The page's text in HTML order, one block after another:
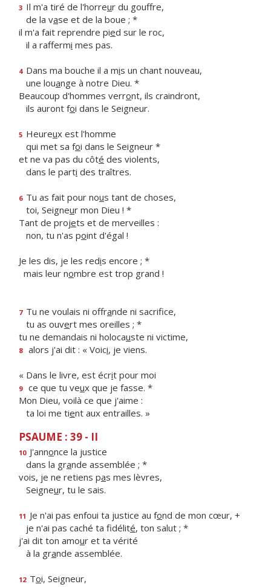
3 Il m'a tiré de l'horreur du gouffre,
de la vase et de la boue ; *
il m'a fait reprendre pied sur le roc,
il a raffermi mes pas.
4 Dans ma bouche il a mis un chant nouveau,
une louange à notre Dieu. *
Beaucoup d'hommes verront, ils craindront,
ils auront foi dans le Seigneur.
5 Heureux est l'homme
qui met sa foi dans le Seigneur *
et ne va pas du côté des violents,
dans le parti des traîtres.
6 Tu as fait pour nous tant de choses,
toi, Seigneur mon Dieu ! *
Tant de projets et de merveilles :
non, tu n'as point d'égal !
Je les dis, je les redis encore ; *
mais leur nombre est trop grand !
7 Tu ne voulais ni offrande ni sacrifice,
tu as ouvert mes oreilles ; *
tu ne demandais ni holocauste ni victime,
8 alors j'ai dit : « Voici, je viens.
« Dans le livre, est écrit pour moi
9 ce que tu veux que je fasse. *
Mon Dieu, voilà ce que j'aime :
ta loi me tient aux entrailles. »
PSAUME : 39 - II
10 J'annonce la justice
dans la grande assemblée ; *
vois, je ne retiens pas mes lèvres,
Seigneur, tu le sais.
11 Je n'ai pas enfoui ta justice au fond de mon cœur, +
je n'ai pas caché ta fidélité, ton salut ; *
j'ai dit ton amour et ta vérité
à la grande assemblée.
12 Toi, Seigneur,